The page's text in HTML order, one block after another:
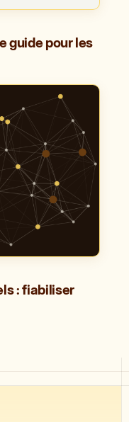
guide pour les
: fiabiliser